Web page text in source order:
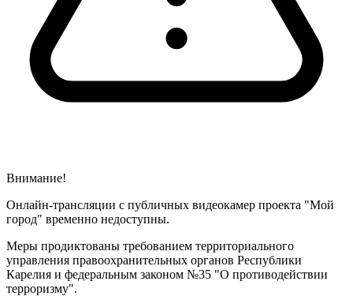
Внимание!
Онлайн-трансляции с публичных видеокамер проекта "Мой
город" временно недоступны.
Меры продиктованы требованием территориального
управления правоохранительных органов Республики
Карелия и федеральным законом №35 "О противодействии
терроризму".